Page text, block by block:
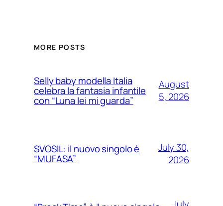
MORE POSTS
Selly baby modella Italia
celebra la fantasia infantile
con “Luna lei mi guarda”
August
5, 2026
SVOSIL: il nuovo singolo è
“MUFASA”
July 30,
2026